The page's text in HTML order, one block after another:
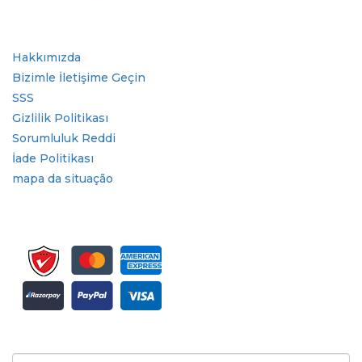
Hakkımızda
Bizimle İletişime Geçin
SSS
Gizlilik Politikası
Sorumluluk Reddi
İade Politikası
mapa da situação